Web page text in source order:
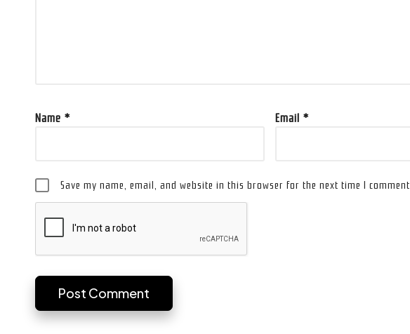
Name * Email *
Save my name, email, and website in this browser for the next time I comment.